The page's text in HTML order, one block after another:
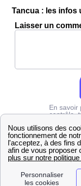
Tancua : les infos
Laisser un
En savoir
contrôle,
Grdf Jura